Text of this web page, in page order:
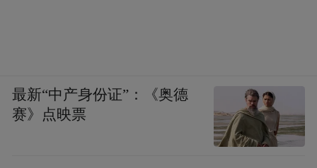
最新“中产身份证”：《奥德
赛》点映票